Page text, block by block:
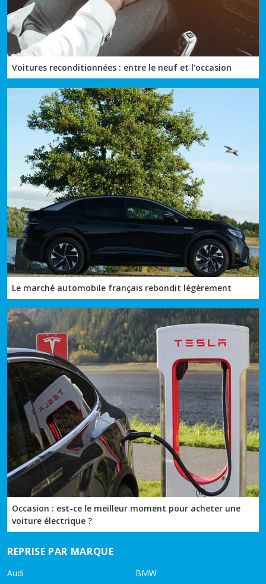
Voitures reconditionnées : entre le neuf et l'occasion
Le marché automobile français rebondit légèrement
Occasion : est-ce le meilleur moment pour acheter une
voiture électrique ?
REPRISE PAR MARQUE
Audi BMW